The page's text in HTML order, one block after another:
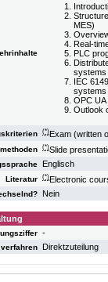
MES)
Real-
PLC
systems
IEC
systems
OPC UA
Outlook
(*)Exam (written
(*)Slide
Englisch
Literatur (*)Electronic
Nein
-
Direktzuteilung